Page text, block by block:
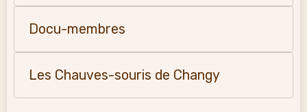
Docu-membres
Les Chauves-souris de Changy